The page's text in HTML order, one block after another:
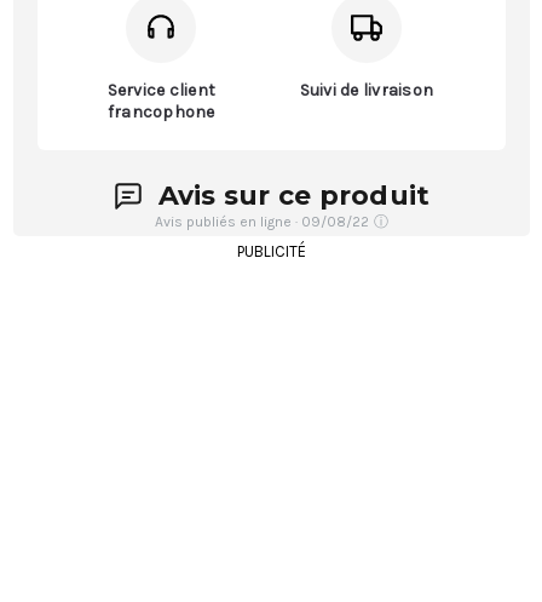
Service client
francophone
Suivi de livraison
Avis sur ce produit
Avis publiés en ligne · 09/08/22 ⓘ
PUBLICITÉ